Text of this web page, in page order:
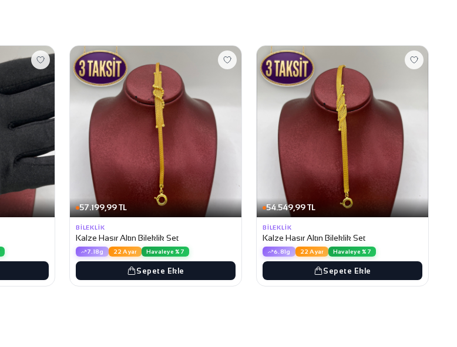
57.199,99 TL
BILEKLIK
Kalze Hasır Altın Bileklik Set
7.18g 22 Ayar Havaleye %7
Sepete Ekle
54.549,99 TL
BILEKLIK
Kalze Hasır Altın Bileklik Set
6.81g 22 Ayar Havaleye %7
Sepete Ekle